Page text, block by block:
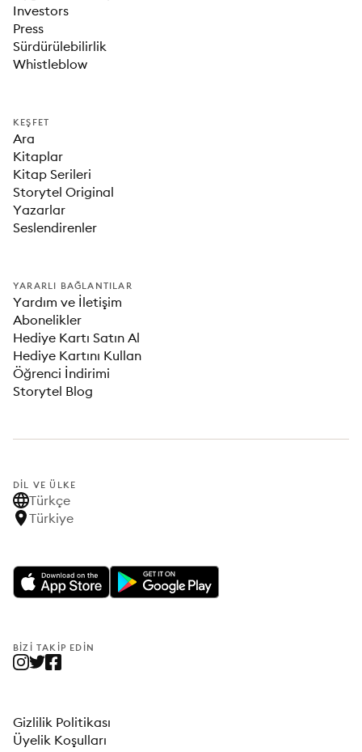
Investors
Press
Sürdürülebilirlik
Whistleblow
KEŞFET
Ara
Kitaplar
Kitap Serileri
Storytel Original
Yazarlar
Seslendirenler
YARARLI BAĞLANTILAR
Yardım ve İletişim
Abonelikler
Hediye Kartı Satın Al
Hediye Kartını Kullan
Öğrenci İndirimi
Storytel Blog
DIL VE ÜLKE
Türkçe
Türkiye
BIZI TAKIP EDIN
Gizlilik Politikası
Üyelik Koşulları